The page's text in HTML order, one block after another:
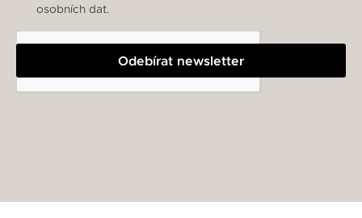
Odebírat newsletter
osobních dat.